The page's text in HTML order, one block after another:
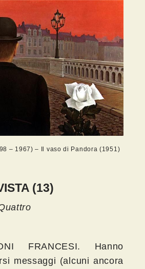
– 1967) – Il vaso di Pandora (1951)
(13)
FRANCESI. Hanno
messaggi (alcuni ancora